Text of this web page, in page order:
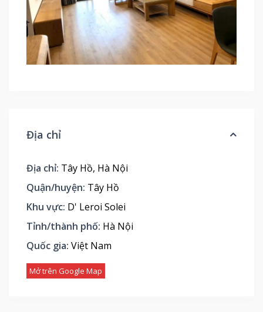
Địa chỉ
Địa chỉ: Tây Hồ, Hà Nội
Quận/huyện: Tây Hồ
Khu vực: D' Leroi Solei
Tỉnh/thành phố: Hà Nội
Quốc gia: Việt Nam
Mở trên Google Map